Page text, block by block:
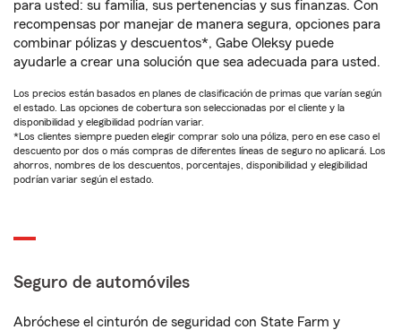
para usted: su familia, sus pertenencias y sus finanzas. Con
recompensas por manejar de manera segura, opciones para
combinar pólizas y descuentos*, Gabe Oleksy puede
ayudarle a crear una solución que sea adecuada para usted.
Los precios están basados en planes de clasificación de primas que varían según
el estado. Las opciones de cobertura son seleccionadas por el cliente y la
disponibilidad y elegibilidad podrían variar.
*Los clientes siempre pueden elegir comprar solo una póliza, pero en ese caso el
descuento por dos o más compras de diferentes líneas de seguro no aplicará. Los
ahorros, nombres de los descuentos, porcentajes, disponibilidad y elegibilidad
podrían variar según el estado.
Seguro de automóviles
Abróchese el cinturón de seguridad con State Farm y